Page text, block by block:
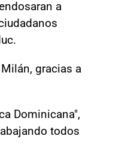
a
gracias a
Dominicana",
todos